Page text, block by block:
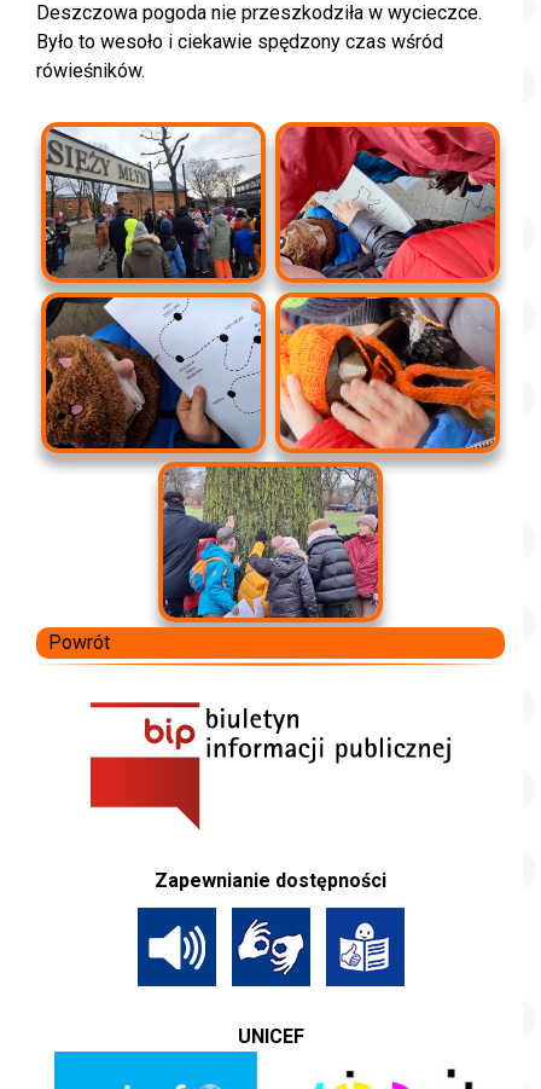
Deszczowa pogoda nie przeszkodziła w wycieczce.
Było to wesoło i ciekawie spędzony czas wśród
rówieśników.
Powrót
Zapewnianie dostępności
UNICEF